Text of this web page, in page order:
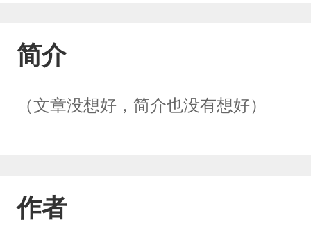
简介
（文章没想好，简介也没有想好）
作者